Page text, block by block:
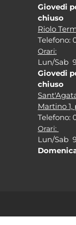
Giovedi
chiuso
Riolo
Telefono:
Orari:
Lun/Sab
Giovedi
chiuso
Martino 1,
Telefono:
Orari:
Lun/Sab